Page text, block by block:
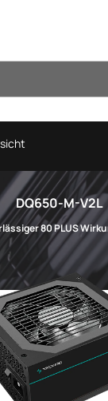
DQ650-M-V2L
80 PLUS